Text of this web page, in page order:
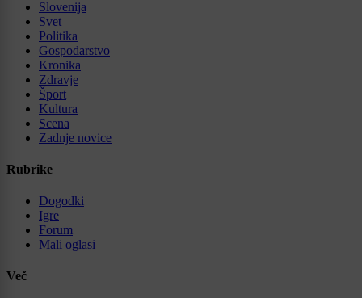
Slovenija
Svet
Politika
Gospodarstvo
Kronika
Zdravje
Šport
Kultura
Scena
Zadnje novice
Rubrike
Dogodki
Igre
Forum
Mali oglasi
Več